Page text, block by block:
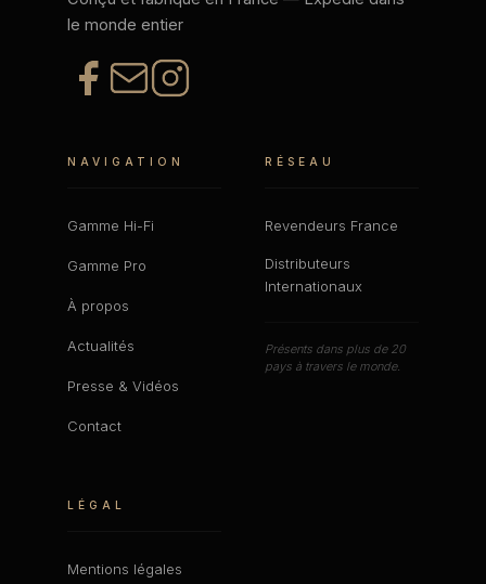
le monde entier
NAVIGATION
Gamme Hi-Fi
Gamme Pro
À propos
Actualités
Presse & Vidéos
Contact
RÉSEAU
Revendeurs France
Distributeurs
Internationaux
Présents dans plus de 20
pays à travers le monde.
LÉGAL
Mentions légales